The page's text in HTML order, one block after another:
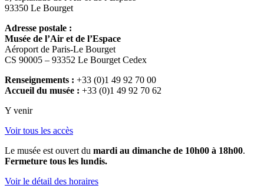
93350 Le Bourget
Adresse postale :
Musée de l’Air et de l’Espace
Aéroport de Paris-Le Bourget
CS 90005 – 93352 Le Bourget Cedex
Renseignements : +33 (0)1 49 92 70 00
Accueil du musée : +33 (0)1 49 92 70 62
Y venir
Voir tous les accès
Le musée est ouvert du mardi au dimanche de 10h00 à 18h00.
Fermeture tous les lundis.
Voir le détail des horaires